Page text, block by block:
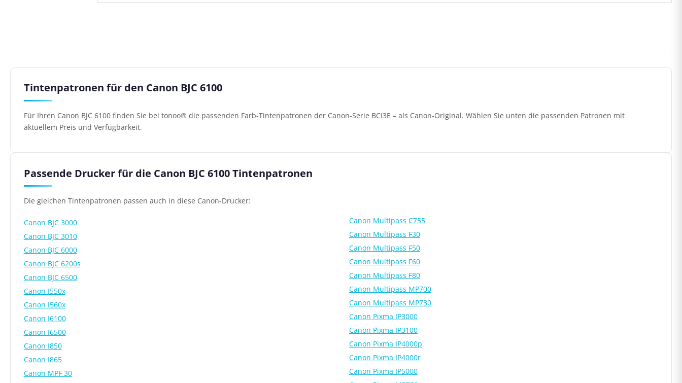
Tintenpatronen für den Canon BJC 6100
Für Ihren Canon BJC 6100 finden Sie bei tonoo® die passenden Farb-Tintenpatronen der Canon-Serie BCI3E – als Canon-Original. Wählen Sie unten die passenden Patronen mit
aktuellem Preis und Verfügbarkeit.
Passende Drucker für die Canon BJC 6100 Tintenpatronen
Die gleichen Tintenpatronen passen auch in diese Canon-Drucker:
Canon BJC 3000
Canon BJC 3010
Canon BJC 6000
Canon BJC 6200s
Canon BJC 6500
Canon I550x
Canon I560x
Canon I6100
Canon I6500
Canon I850
Canon I865
Canon MPF 30
Canon Multipass C755
Canon Multipass F30
Canon Multipass F50
Canon Multipass F60
Canon Multipass F80
Canon Multipass MP700
Canon Multipass MP730
Canon Pixma IP3000
Canon Pixma IP3100
Canon Pixma IP4000p
Canon Pixma IP4000r
Canon Pixma IP5000